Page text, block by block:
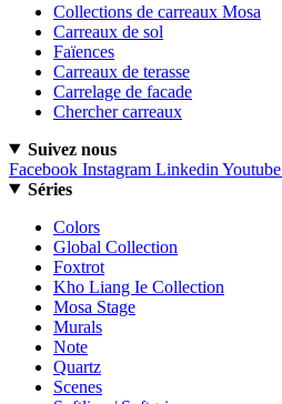
Collections de carreaux Mosa
Carreaux de sol
Faïences
Carreaux de terasse
Carrelage de facade
Chercher carreaux
Suivez nous
Facebook Instagram Linkedin Youtube
Séries
Colors
Global Collection
Foxtrot
Kho Liang Ie Collection
Mosa Stage
Murals
Note
Quartz
Scenes